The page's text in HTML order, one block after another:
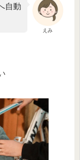
えみ
自動